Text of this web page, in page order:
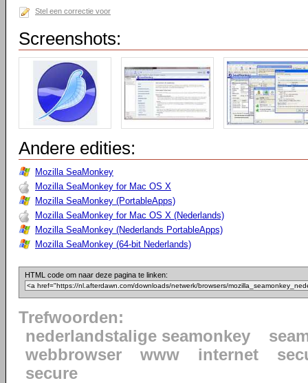
Stel een correctie voor
Screenshots:
Andere edities:
Mozilla SeaMonkey
Mozilla SeaMonkey for Mac OS X
Mozilla SeaMonkey (PortableApps)
Mozilla SeaMonkey for Mac OS X (Nederlands)
Mozilla SeaMonkey (Nederlands PortableApps)
Mozilla SeaMonkey (64-bit Nederlands)
HTML code om naar deze pagina te linken:
Trefwoorden:
nederlandstalige seamonkey
webbrowser
www internet
secure